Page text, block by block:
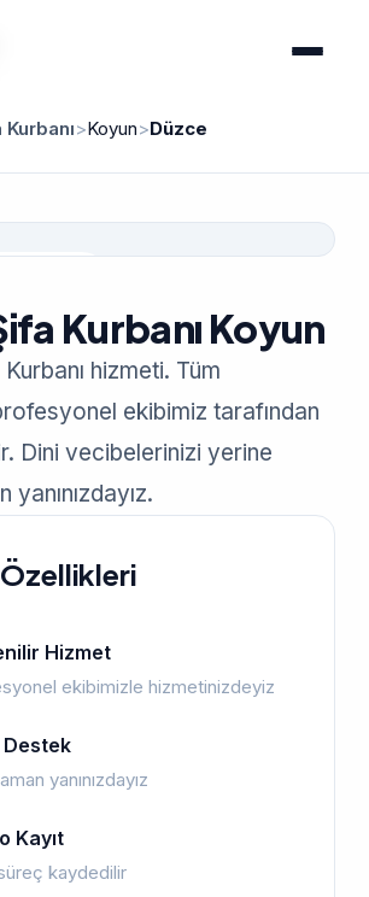
>Koyun>Düzce
Kurbanı Koyun
hizmeti. Tüm
ekibimiz tarafından
Dini vecibelerinizi yerine
Hizmet
ekibimizle hizmetinizdeyiz
yanınızdayız
Kayıt
kaydedilir